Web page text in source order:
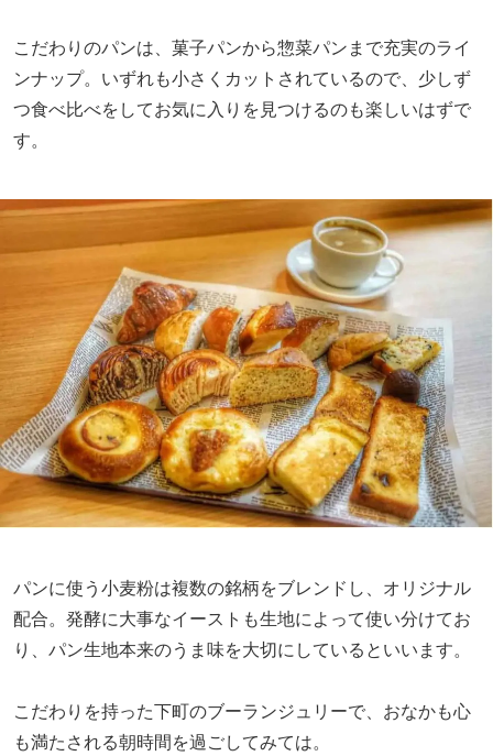
こだわりのパンは、菓子パンから惣菜パンまで充実のライ
ンナップ。いずれも小さくカットされているので、少しず
つ食べ比べをしてお気に入りを見つけるのも楽しいはずで
す。
パンに使う小麦粉は複数の銘柄をブレンドし、オリジナル
配合。発酵に大事なイーストも生地によって使い分けてお
り、パン生地本来のうま味を大切にしているといいます。
こだわりを持った下町のブーランジュリーで、おなかも心
も満たされる朝時間を過ごしてみては。